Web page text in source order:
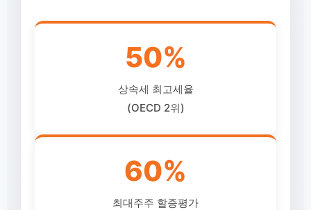
50%
상속세 최고세율
(OECD 2위)
60%
최대주주 할증평가